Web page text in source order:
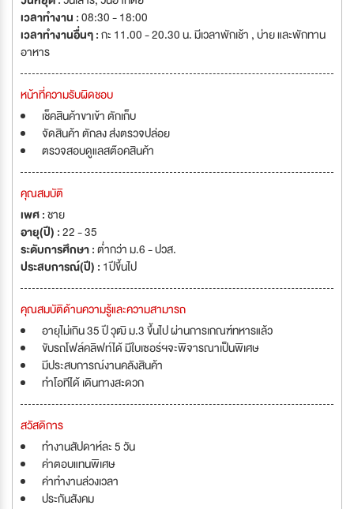
เวลาทำงาน :08:30 - 18:00
เวลาทำงานอื่นๆ :กะ 11.00 - 20.30 น. มีเวลาพักเช้า , บ่าย และพักทาน
อาหาร
หน้าที่ความรับผิดชอบ
เช็คสินค้าขาเข้า ตักเก็บ
จัดสินค้า ตักลง ส่งตรวจปล่อย
ตรวจสอบดูแลสต๊อคสินค้า
คุณสมบัติ
เพศ :ชาย
อายุ(ปี) :22 - 35
ระดับการศึกษา :ต่ำกว่า ม.6 - ปวส.
ประสบการณ์(ปี) : 1ปีขึ้นไป
คุณสมบัติด้านความรู้และความสามารถ
อายุไม่เกิน 35 ปี วุฒิ ม.3 ขึ้นไป ผ่านการเกณฑ์ทหารแล้ว
ขับรถโฟล์คลิฟท์ได้ มีใบเซอร์ฯจะพิจารณาเป็นพิเศษ
มีประสบการณ์งานคลังสินค้า
ทำโอทีได้ เดินทางสะดวก
สวัสดิการ
ทำงานสัปดาห์ละ 5 วัน
ค่าตอบแทนพิเศษ
ค่าทำงานล่วงเวลา
ประกันสังคม